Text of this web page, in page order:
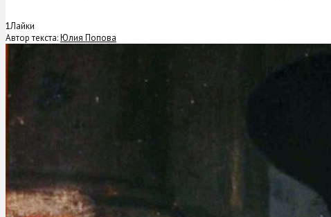
1Лайки
Автор текста:Юлия Попова